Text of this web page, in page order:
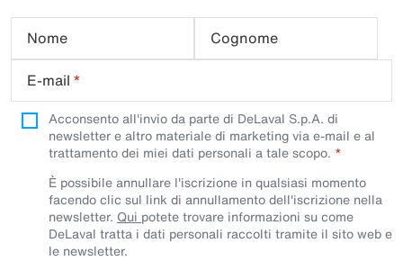
Nome
Cognome
E-mail *
Acconsento all'invio da parte di DeLaval S.p.A. di
newsletter e altro materiale di marketing via e-mail e al
trattamento dei miei dati personali a tale scopo.
È possibile annullare l'iscrizione in qualsiasi momento
facendo clic sul link di annullamento dell'iscrizione nella
newsletter. Qui potete trovare informazioni su come
DeLaval tratta i dati personali raccolti tramite il sito web e
le newsletter.